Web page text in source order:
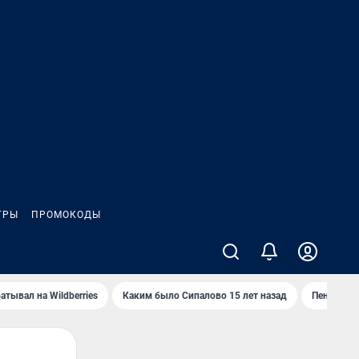
ПРОМОКОДЫ
на Wildberries Каким было Сипалово 15 лет назад